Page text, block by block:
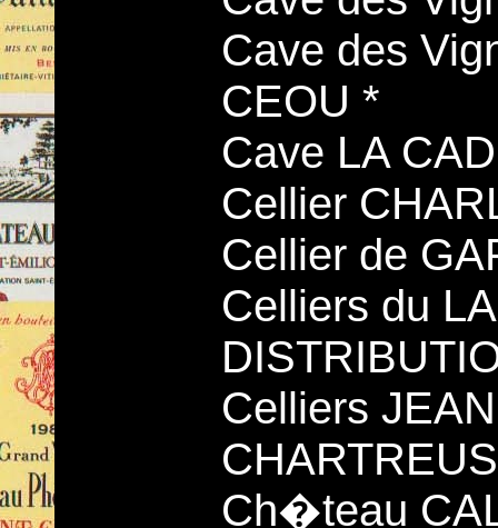
Cave des
CEOU *
Cave LA
Cellier
Cellier de
Celliers du
Celliers
Ch�teau